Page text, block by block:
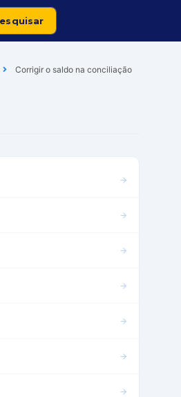
Corrigir o saldo na conciliação